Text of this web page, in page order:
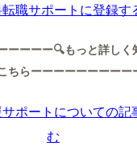
転職サポートに登録す
ーーーー🔍もっと詳しく
ちらーーーーーーーーー
ポートについての記
む